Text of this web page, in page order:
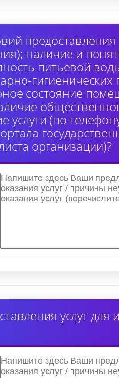
предоставления
наличие и
питьевой
состояние
услуги (по
организации)?
услуг для